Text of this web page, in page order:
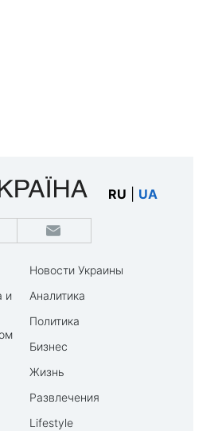
RU UA
и
Новости Украины
Аналитика
Политика
Бизнес
Жизнь
Развлечения
Lifestyle